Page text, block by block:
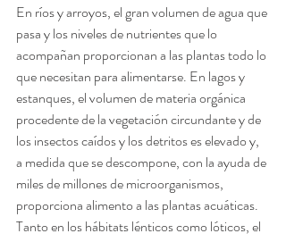
En ríos y arroyos, el gran volumen de agua que
pasa y los niveles de nutrientes que lo
acompañan proporcionan a las plantas todo lo
que necesitan para alimentarse. En lagos y
estanques, el volumen de materia orgánica
procedente de la vegetación circundante y de
los insectos caídos y los detritos es elevado y,
a medida que se descompone, con la ayuda de
miles de millones de microorganismos,
proporciona alimento a las plantas acuáticas.
Tanto en los hábitats lénticos como lóticos, el